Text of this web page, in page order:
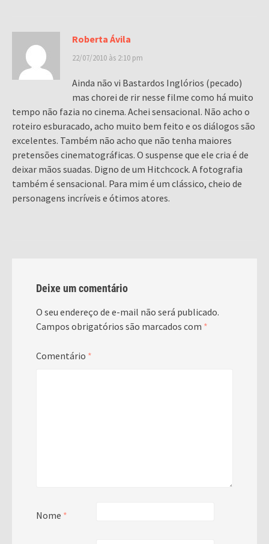
Roberta Ávila
22/07/2010 às 2:10 pm
Ainda não vi Bastardos Inglórios (pecado)
mas chorei de rir nesse filme como há muito
tempo não fazia no cinema. Achei sensacional. Não acho o
roteiro esburacado, acho muito bem feito e os diálogos são
excelentes. Também não acho que não tenha maiores
pretensões cinematográficas. O suspense que ele cria é de
deixar mãos suadas. Digno de um Hitchcock. A fotografia
também é sensacional. Para mim é um clássico, cheio de
personagens incríveis e ótimos atores.
Deixe um comentário
O seu endereço de e-mail não será publicado.
Campos obrigatórios são marcados com *
Comentário *
Nome *